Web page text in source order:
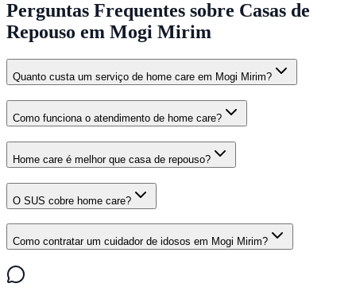
Perguntas Frequentes sobre Casas de
Repouso em Mogi Mirim
Quanto custa um serviço de home care em Mogi Mirim?
Como funciona o atendimento de home care?
Home care é melhor que casa de repouso?
O SUS cobre home care?
Como contratar um cuidador de idosos em Mogi Mirim?